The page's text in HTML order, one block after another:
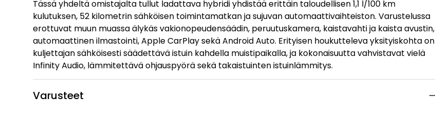
Tässä yhdeltä omistajalta tullut ladattava hybridi yhdistää erittäin taloudellisen 1,1 l/100 km
kulutuksen, 52 kilometrin sähköisen toimintamatkan ja sujuvan automaattivaihteiston. Varustelussa
erottuvat muun muassa älykäs vakionopeudensäädin, peruutuskamera, kaistavahti ja kaista avustin,
automaattinen ilmastointi, Apple CarPlay sekä Android Auto. Erityisen houkutteleva yksityiskohta on
kuljettajan sähköisesti säädettävä istuin kahdella muistipaikalla, ja kokonaisuutta vahvistavat vielä
Infinity Audio, lämmitettävä ohjauspyörä sekä takaistuinten istuinlämmitys.
Varusteet